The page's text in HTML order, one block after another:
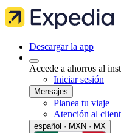
Descargar la app
Accede a ahorros al
Iniciar sesión
Mensajes
Planea tu viaje
Atención al
español · MXN · MX